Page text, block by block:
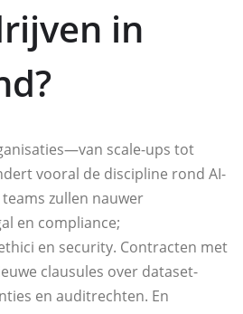
in
scale-ups tot
vooral de discipline rond AI-
zullen nauwer
en compliance;
en security. Contracten met
clausules over dataset-
en auditrechten. En